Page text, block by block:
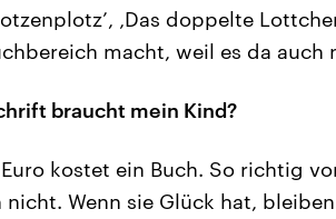
‚Das doppelte
macht, weil es da auch
braucht mein Kind?
kostet ein Buch. So richtig
nicht. Wenn sie Glück hat,